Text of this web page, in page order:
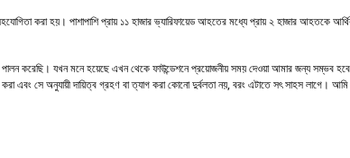
করা হয়। পাশাপাশি প্রায় ১১ হাজার ভ্যারিফায়েড আহতের মধ্যে প্রায় ২ হাজার আহতকে
পালন করেছি। যখন মনে হয়েছে এখন থেকে ফাউন্ডেশনে প্রয়োজনীয় সময় দেওয়া আমার জন্য সম্ভব হবে
এবং সে অনুযায়ী দায়িত্ব গ্রহণ বা ত্যাগ করা কোনো দুর্বলতা নয়, বরং এটাতে সৎ সাহস লাগে। আমি